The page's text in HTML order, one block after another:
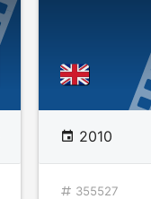
2010
355527